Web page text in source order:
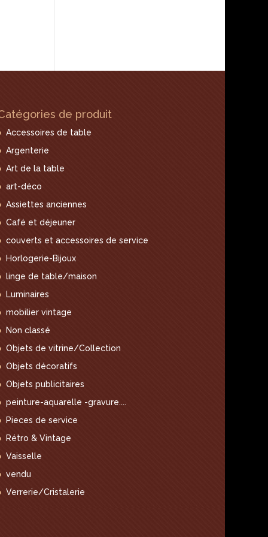
de produit
Accessoires de table
Argenterie
Art de la table
art-déco
Assiettes anciennes
Café et déjeuner
couverts et accessoires de service
Horlogerie-Bijoux
linge de table/maison
Luminaires
mobilier vintage
Non classé
Objets de vitrine/Collection
Objets décoratifs
Objets publicitaires
peinture-aquarelle -gravure....
Pieces de service
Rétro & Vintage
Vaisselle
vendu
Verrerie/Cristalerie